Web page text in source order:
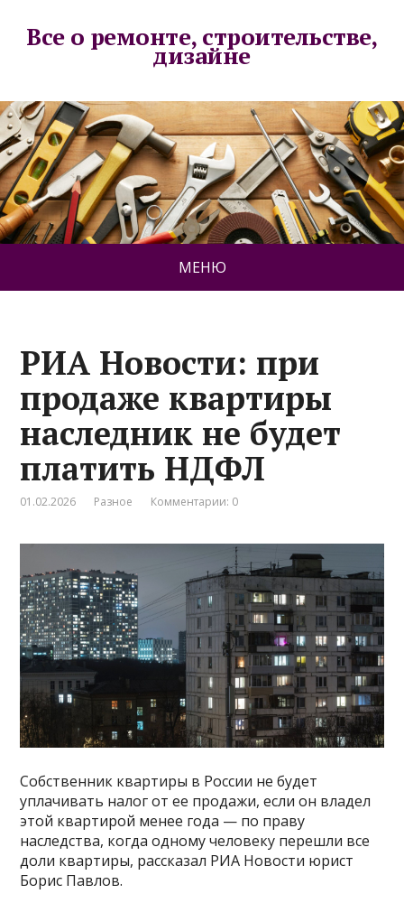
Все о ремонте, строительстве,
дизайне
МЕНЮ
РИА Новости: при
продаже квартиры
наследник не будет
платить НДФЛ
01.02.2026 Разное Комментарии: 0
Собственник квартиры в России не будет
уплачивать налог от ее продажи, если он владел
этой квартирой менее года — по праву
наследства, когда одному человеку перешли все
доли квартиры, рассказал РИА Новости юрист
Борис Павлов.